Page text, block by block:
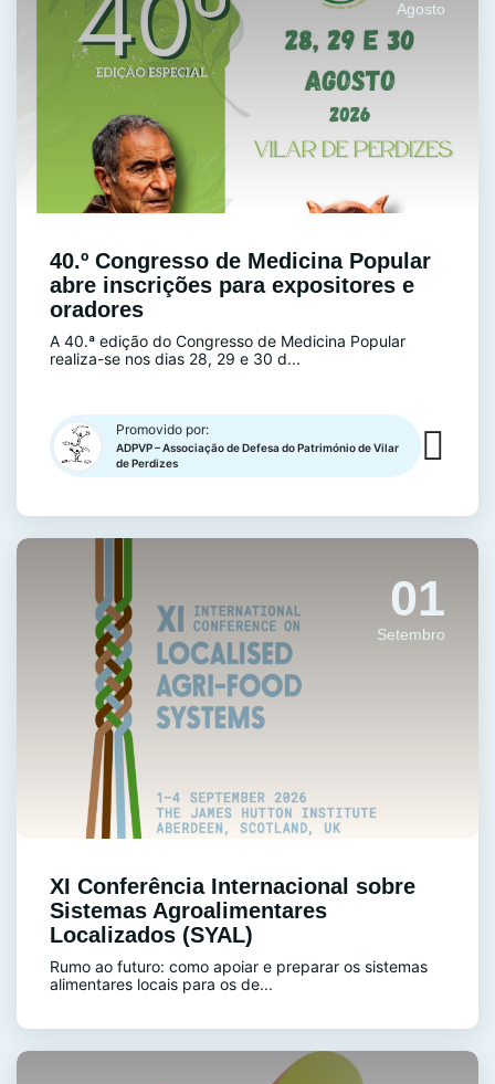
Agosto
40.º Congresso de Medicina Popular
abre inscrições para expositores e
oradores
A 40.ª edição do Congresso de Medicina Popular
realiza-se nos dias 28, 29 e 30 d...
Promovido por:
ADPVP – Associação de Defesa do Património de Vilar
de Perdizes
01
Setembro
XI Conferência Internacional sobre
Sistemas Agroalimentares
Localizados (SYAL)
Rumo ao futuro: como apoiar e preparar os sistemas
alimentares locais para os de...